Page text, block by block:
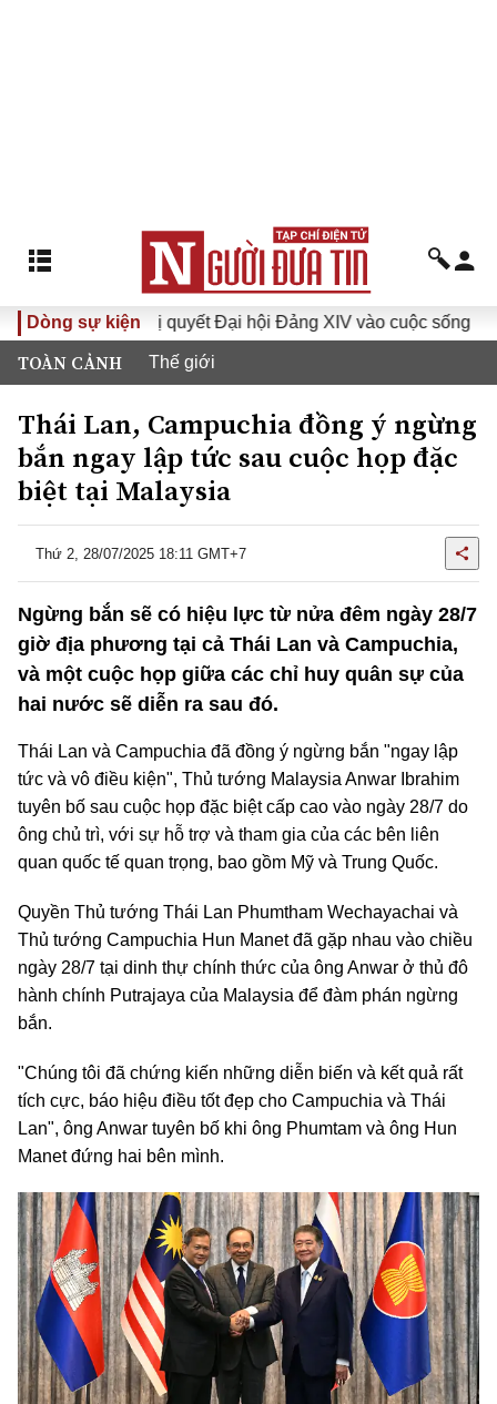
Dòng sự kiện
Đưa Nghị quyết Đại hội Đảng XIV vào cuộc sống
TOÀN CẢNH Thế giới
Thái Lan, Campuchia đồng ý ngừng
bắn ngay lập tức sau cuộc họp đặc
biệt tại Malaysia
Thứ 2, 28/07/2025 18:11 GMT+7
Ngừng bắn sẽ có hiệu lực từ nửa đêm ngày 28/7
giờ địa phương tại cả Thái Lan và Campuchia,
và một cuộc họp giữa các chỉ huy quân sự của
hai nước sẽ diễn ra sau đó.
Thái Lan và Campuchia đã đồng ý ngừng bắn "ngay lập
tức và vô điều kiện", Thủ tướng Malaysia Anwar Ibrahim
tuyên bố sau cuộc họp đặc biệt cấp cao vào ngày 28/7 do
ông chủ trì, với sự hỗ trợ và tham gia của các bên liên
quan quốc tế quan trọng, bao gồm Mỹ và Trung Quốc.
Quyền Thủ tướng Thái Lan Phumtham Wechayachai và
Thủ tướng Campuchia Hun Manet đã gặp nhau vào chiều
ngày 28/7 tại dinh thự chính thức của ông Anwar ở thủ đô
hành chính Putrajaya của Malaysia để đàm phán ngừng
bắn.
"Chúng tôi đã chứng kiến những diễn biến và kết quả rất
tích cực, báo hiệu điều tốt đẹp cho Campuchia và Thái
Lan", ông Anwar tuyên bố khi ông Phumtam và ông Hun
Manet đứng hai bên mình.